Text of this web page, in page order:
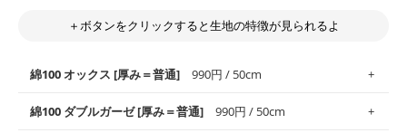
＋ボタンをクリックすると生地の特徴が見られるよ
綿100 オックス [厚み＝普通] 990円 / 50cm
綿100 ダブルガーゼ [厚み＝普通] 990円 / 50cm